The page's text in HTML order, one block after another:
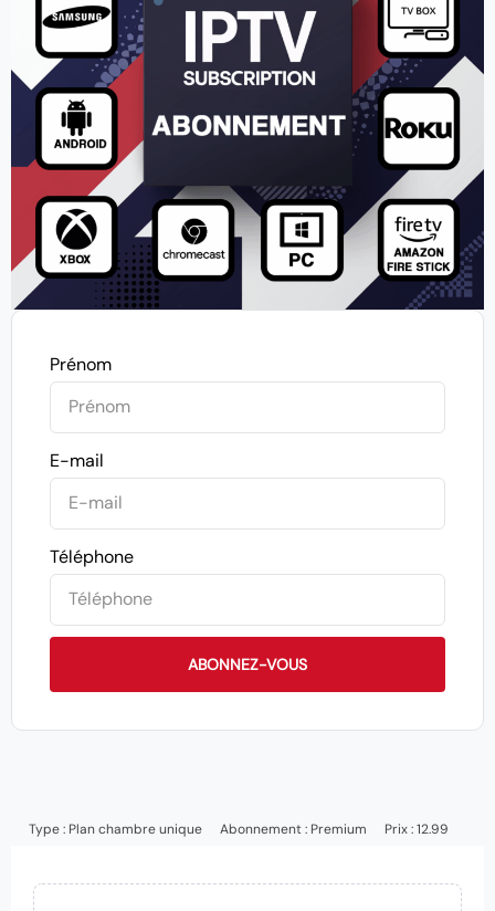
Prénom
E-mail
Téléphone
ABONNEZ-VOUS
Type : Plan chambre unique Abonnement : Premium Prix : 12.99